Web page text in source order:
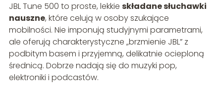
JBL Tune 500 to proste, lekkie składane słuchawki
nauszne, które celują w osoby szukające
mobilności. Nie imponują studyjnymi parametrami,
ale oferują charakterystyczne „brzmienie JBL” z
podbitym basem i przyjemną, delikatnie ocieploną
średnicą. Dobrze nadają się do muzyki pop,
elektroniki i podcastów.